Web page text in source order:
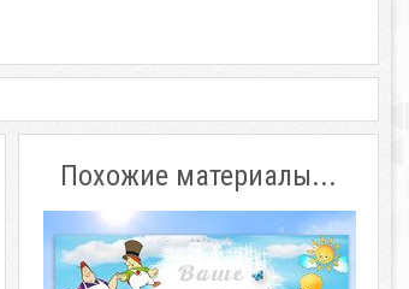
Похожие материалы...